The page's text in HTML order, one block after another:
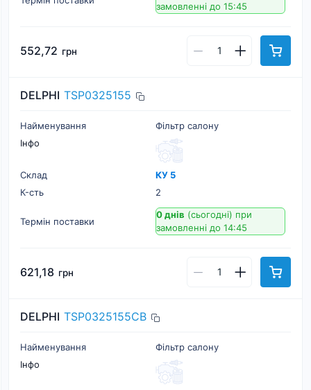
замовленні до 15:45
552,72 грн
DELPHI TSP0325155
Найменування
Фільтр салону
Інфо
Склад
КУ 5
К-cть
2
Термін поставки
0 днів (сьогодні) при
замовленні до 14:45
621,18 грн
DELPHI TSP0325155CB
Найменування
Фільтр салону
Інфо